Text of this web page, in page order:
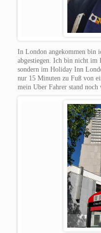
In London angekommen bin
abgestiegen. Ich bin nicht
sondern im Holiday Inn
nur 15 Minuten zu Fuß von
mein Uber Fahrer stand noch